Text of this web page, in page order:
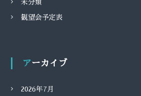
未分類
観望会予定表
アーカイブ
2026年7月